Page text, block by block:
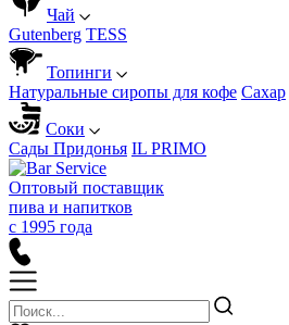
Чай
Gutenberg TESS
Топинги
Натуральные сиропы для кофе Сахар
Соки
Сады Придонья IL PRIMO
Оптовый поставщик
пива и напитков
с 1995 года